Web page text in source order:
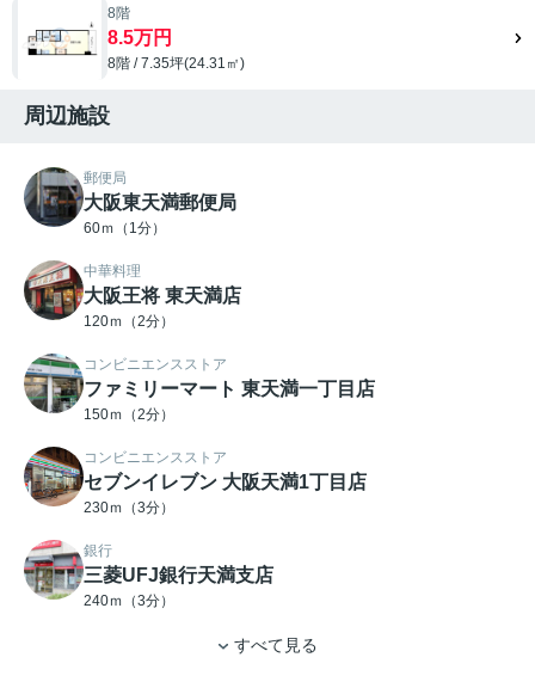
8階
8.5万円
8階 / 7.35坪(24.31㎡)
周辺施設
郵便局
大阪東天満郵便局
60ｍ（1分）
中華料理
大阪王将 東天満店
120ｍ（2分）
コンビニエンスストア
ファミリーマート 東天満一丁目店
150ｍ（2分）
コンビニエンスストア
セブンイレブン 大阪天満1丁目店
230ｍ（3分）
銀行
三菱UFJ銀行天満支店
240ｍ（3分）
すべて見る